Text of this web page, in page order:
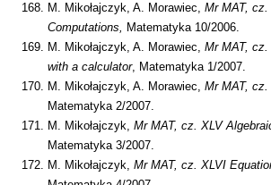
M. Mikołajczyk, A. Morawiec, Mr MAT,
Computations, Matematyka 10/2006.
M. Mikołajczyk, A. Morawiec, Mr MAT, cz.
with a calculator, Matematyka 1/2007.
M. Mikołajczyk, A. Morawiec, Mr MAT, cz.
Matematyka 2/2007.
M. Mikołajczyk, Mr MAT, cz. XLV
Matematyka 3/2007.
M. Mikołajczyk, Mr MAT, cz. XLVI